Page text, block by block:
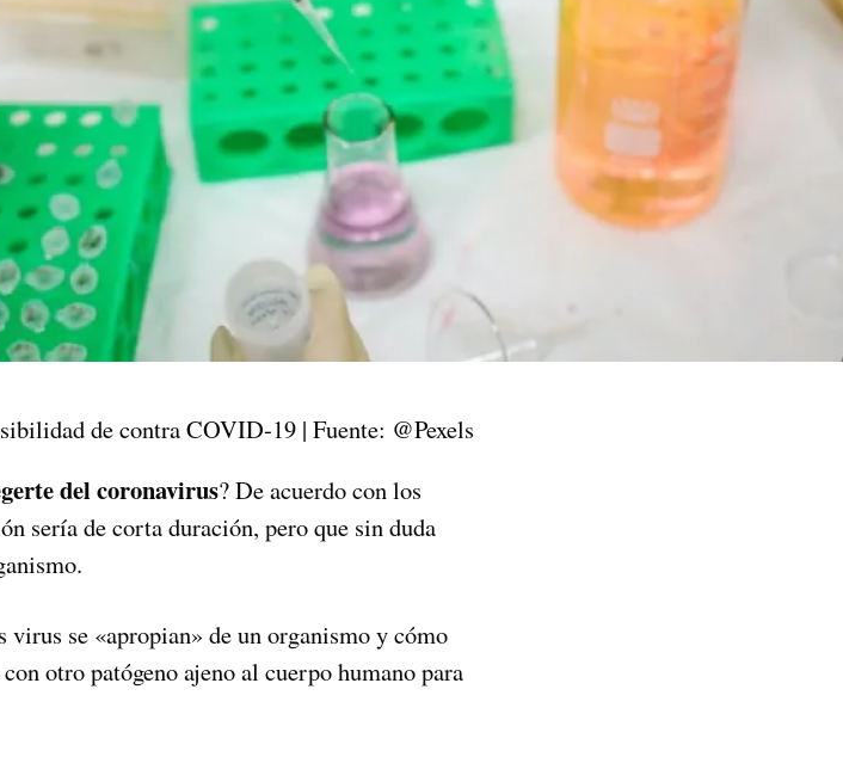
de contra COVID-19 | Fuente: @Pexels
del coronavirus? De acuerdo con los
sería de corta duración, pero que sin duda
se «apropian» de un organismo y cómo
otro patógeno ajeno al cuerpo humano para